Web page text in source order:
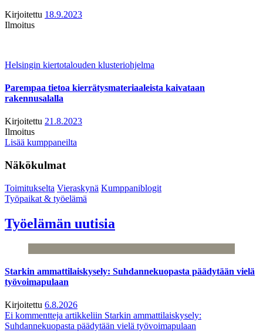
Kirjoitettu 18.9.2023
Ilmoitus
Helsingin kiertotalouden klusteriohjelma
Parempaa tietoa kierrätysmateriaaleista kaivataan
rakennusalalla
Kirjoitettu 21.8.2023
Ilmoitus
Lisää kumppaneilta
Näkökulmat
Toimitukselta Vieraskynä Kumppaniblogit
Työpaikat & työelämä
Työelämän uutisia
Starkin ammattilaiskysely: Suhdannekuopasta päädytään vielä
työvoimapulaan
Kirjoitettu 6.8.2026
Ei kommentteja artikkeliin Starkin ammattilaiskysely:
Suhdannekuopasta päädytään vielä työvoimapulaan